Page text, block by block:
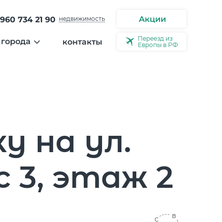
734 21 90 недвижимость Акции
контакты
Переезд из
Европы в РФ
на ул.
3, этаж 2
C
В